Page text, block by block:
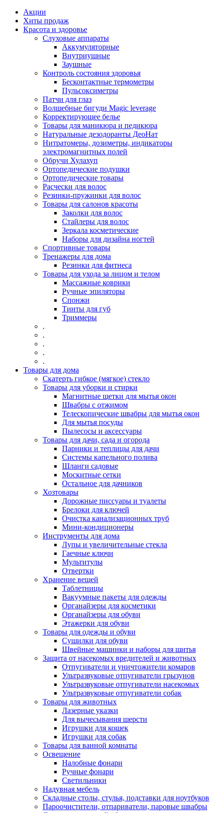
Акции
Хиты продаж
Красота и здоровье
Слуховые аппараты
Аккумуляторные
Внутриушные
Заушные
Контроль состояния здоровья
Бесконтактные термометры
Пульсоксиметры
Патчи для глаз
Волшебные бигуди Magic leverage
Корректирующее белье
Товары для маникюра и педикюра
Натуральные дезодоранты ДеоНат
Нитратомеры, дозиметры, индикаторы
электромагнитных полей
Обручи Хулахуп
Ортопедические подушки
Ортопедические товары
Расчески для волос
Резинки-пружинки для волос
Товары для салонов красоты
Заколки для волос
Стайлеры для волос
Зеркала косметические
Наборы для дизайна ногтей
Спортивные товары
Тренажеры для дома
Резинки для фитнеса
Товары для ухода за лицом и телом
Массажные коврики
Ручные эпиляторы
Спонжи
Тинты для губ
Триммеры
.
.
.
.
.
Товары для дома
Скатерть гибкое (мягкое) стекло
Товары для уборки и стирки
Магнитные щетки для мытья окон
Швабры с отжимом
Телескопические швабры для мытья окон
Для мытья посуды
Пылесосы и аксессуары
Товары для дачи, сада и огорода
Парники и теплицы для дачи
Системы капельного полива
Шланги садовые
Москитные сетки
Остальное для дачников
Хозтовары
Дорожные писсуары и туалеты
Брелоки для ключей
Очистка канализационных труб
Мини-кондиционеры
Инструменты для дома
Лупы и увеличительные стекла
Гаечные ключи
Мультитулы
Отвертки
Хранение вещей
Таблетницы
Вакуумные пакеты для одежды
Органайзеры для косметики
Органайзеры для обуви
Этажерки для обуви
Товары для одежды и обуви
Сушилки для обуви
Швейные машинки и наборы для шитья
Защита от насекомых вредителей и животных
Отпугиватели и уничтожители комаров
Ультразвуковые отпугиватели грызунов
Ультразвуковые отпугиватели насекомых
Ультразвуковые отпугиватели собак
Товары для животных
Лазерные указки
Для вычесывания шерсти
Игрушки для кошек
Игрушки для собак
Товары для ванной комнаты
Освещение
Налобные фонари
Ручные фонари
Светильники
Надувная мебель
Складные столы, стулья, подставки для ноутбуков
Пароочистители, отпариватели, паровые швабры